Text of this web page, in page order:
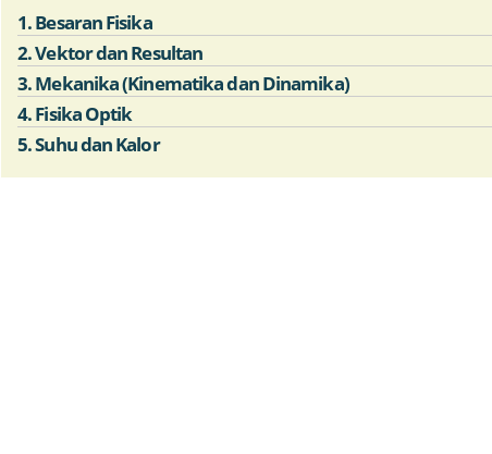
1. Besaran Fisika
2. Vektor dan Resultan
3. Mekanika (Kinematika dan Dinamika)
4. Fisika Optik
5. Suhu dan Kalor